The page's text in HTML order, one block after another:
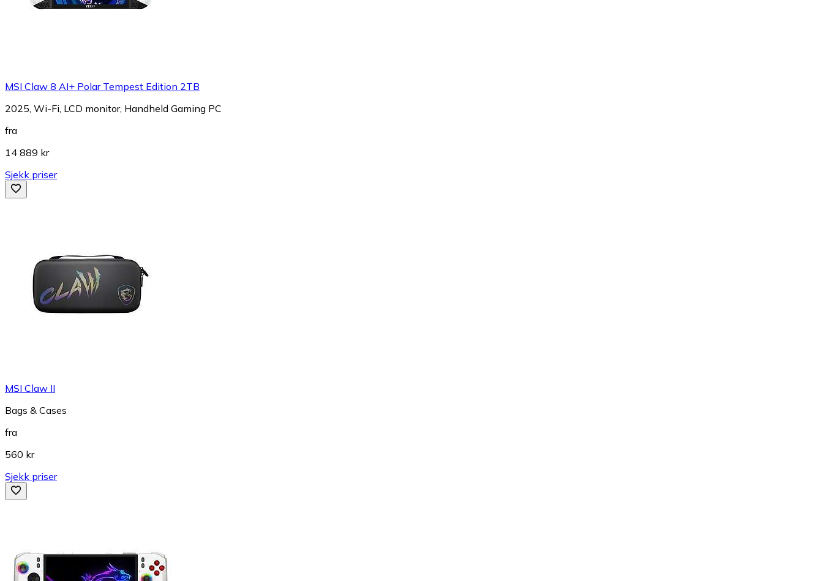
MSI Claw 8 AI+ Polar Tempest Edition 2TB
2025, Wi-Fi, LCD monitor, Handheld Gaming PC
fra
14 889 kr
Sjekk priser
MSI Claw II
Bags & Cases
fra
560 kr
Sjekk priser